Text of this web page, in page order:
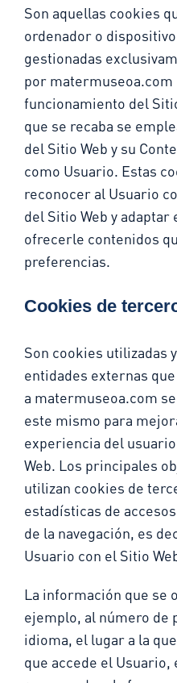
Son aquellas cookies
ordenador o
gestionadas
por matermuseoa.com
funcionamiento del
que se recaba se
del Sitio Web y su
como Usuario. Estas
reconocer al Usuario
del Sitio Web y adaptar
ofrecerle contenidos
preferencias.
Cookies de
Son cookies utilizadas
entidades externas
a matermuseoa.com
este mismo para
experiencia del
Web. Los principales
utilizan cookies de
estadísticas de
de la navegación, es
Usuario con el Sitio
La información que se
ejemplo, al número de
idioma, el lugar a la
que accede el